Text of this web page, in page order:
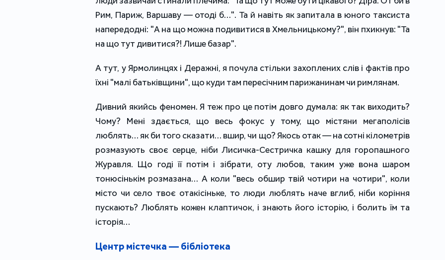
Рим, Париж, Варшаву — отоді б…". Та й навіть як запитала в юного таксиста
напередодні: "А на що можна подивитися в Хмельницькому?", він пхикнув: "Та
на що тут дивитися?! Лише базар".
А тут, у Ярмолинцях і Деражні, я почула стільки захоплених слів і фактів про
їхні "малі батьківщини", що куди там пересічним парижанинам чи римлянам.
Дивний якийсь феномен. Я теж про це потім довго думала: як так виходить?
Чому? Мені здається, що весь фокус у тому, що містяни мегаполісів
люблять… як би того сказати… вшир, чи що? Якось отак — на сотні кілометрів
розмазують своє серце, ніби Лисичка-Сестричка кашку для горопашного
Журавля. Що годі її потім і зібрати, оту любов, таким уже вона шаром
тонюсінькім розмазана… А коли "весь обшир твій чотири на чотири", коли
місто чи село твоє отакісіньке, то люди люблять наче вглиб, ніби коріння
пускають? Люблять кожен клаптичок, і знають його історію, і болить їм та
історія…
Центр містечка — бібліотека